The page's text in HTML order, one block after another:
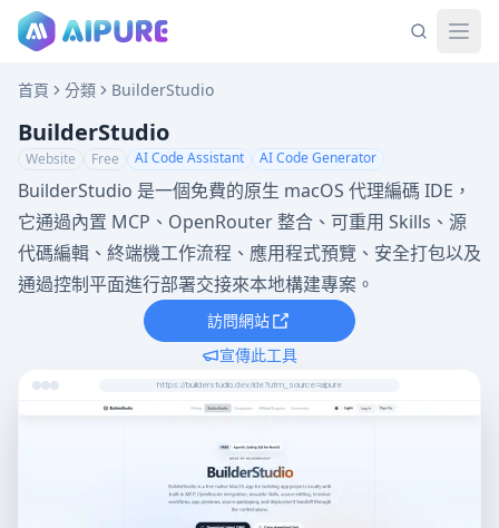
首頁 分類 BuilderStudio
BuilderStudio
Website Free AI Code Assistant AI Code Generator
BuilderStudio 是一個免費的原生 macOS 代理編碼 IDE，
它通過內置 MCP、OpenRouter 整合、可重用 Skills、源
代碼編輯、終端機工作流程、應用程式預覽、安全打包以及
通過控制平面進行部署交接來本地構建專案。
訪問網站
宣傳此工具
https://builderstudio.dev/ide?utm_source=aipure